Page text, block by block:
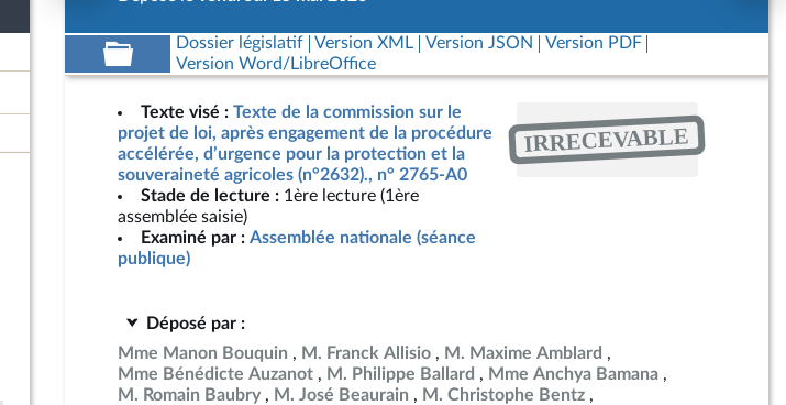
Dossier législatif Version XML Version JSON
Version PDF
Version Word/LibreOffice
Texte visé : Texte de la commission sur le
projet de loi, après engagement de la procédure
accélérée, d’urgence pour la protection et la
souveraineté agricoles (n°2632)., n° 2765-A0
Stade de lecture : 1ère lecture (1ère
assemblée saisie)
Examiné par : Assemblée nationale (séance
publique)
IRRECEVABLE
Déposé par :
Mme Manon Bouquin
M. Franck Allisio
M. Maxime Amblard
Mme Bénédicte Auzanot
M. Philippe Ballard
Mme Anchya Bamana
M. Romain Baubry
M. José Beaurain
M. Christophe Bentz